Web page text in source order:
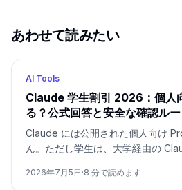
あわせて読みたい
AI Tools
Claude 学生割引 2026：個人
る？公式回答と安全な確認ルー
Claude には公開された個人向け
ん。ただし学生は、大学経由の
Copilot Student などを分けて確認
2026年7月5日 ·8 分で読めます